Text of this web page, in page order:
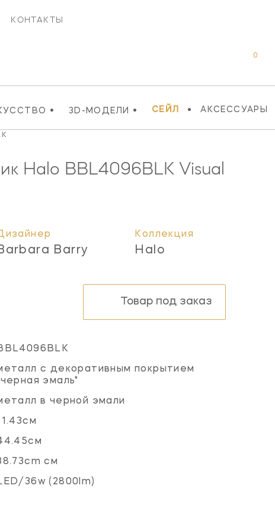
КОНТАКТЫ
• 3D-МОДЕЛИ • СЕЙЛ • АКСЕССУАРЫ
0
Halo BBL4096BLK Visual
Barry
Коллекция
Halo
Товар под заказ
с декоративным покрытием
эмаль"
в черной эмали
см
36w (2800lm)